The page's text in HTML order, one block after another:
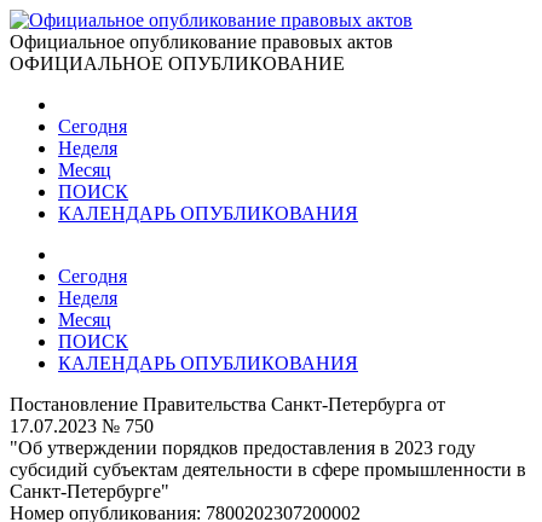
Официальное опубликование правовых актов
ОФИЦИАЛЬНОЕ ОПУБЛИКОВАНИЕ
Сегодня
Неделя
Месяц
ПОИСК
КАЛЕНДАРЬ ОПУБЛИКОВАНИЯ
Сегодня
Неделя
Месяц
ПОИСК
КАЛЕНДАРЬ ОПУБЛИКОВАНИЯ
Постановление Правительства Санкт-Петербурга от
17.07.2023 № 750
"Об утверждении порядков предоставления в 2023 году
субсидий субъектам деятельности в сфере промышленности в
Санкт-Петербурге"
Номер опубликования: 7800202307200002